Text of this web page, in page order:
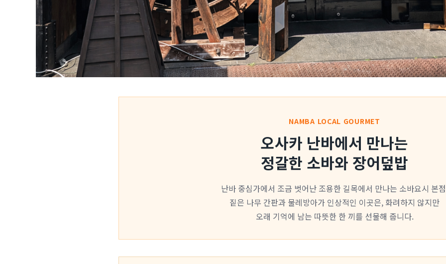
NAMBA LOCAL GOURMET
오사카 난바에서 만나는
정갈한 소바와 장어덮밥
난바 중심가에서 조금 벗어난 조용한 길목에서 만나는 소바요시 본
짙은 나무 간판과 물레방아가 인상적인 이곳은, 화려하지 않지만
오래 기억에 남는 따뜻한 한 끼를 선물해 줍니다.